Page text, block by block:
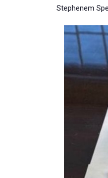
Stephenem